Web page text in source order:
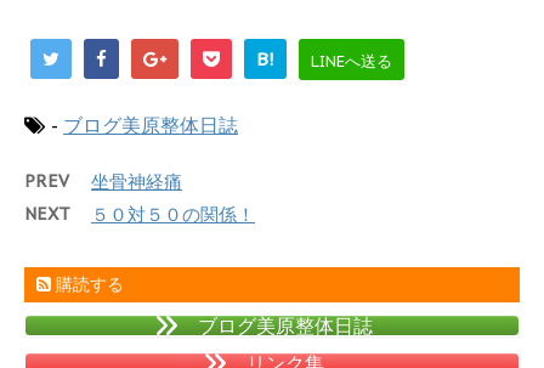
B! LINEへ送る
- ブログ美原整体日誌
PREV 坐骨神経痛
NEXT ５０対５０の関係！
購読する
ブログ美原整体日誌